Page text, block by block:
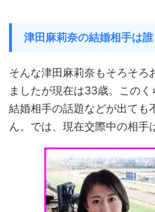
津田麻莉奈の結婚相手は誰
そんな津田麻莉奈もそろそろ
ましたが現在は33歳。このく
結婚相手の話題などが出ても
ん。では、現在交際中の相手